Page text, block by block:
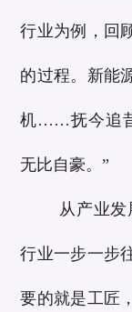
行业为例，回
的过程。新能
机……抚今追
无比自豪。”
从产业发
行业一步一步
要的就是工匠